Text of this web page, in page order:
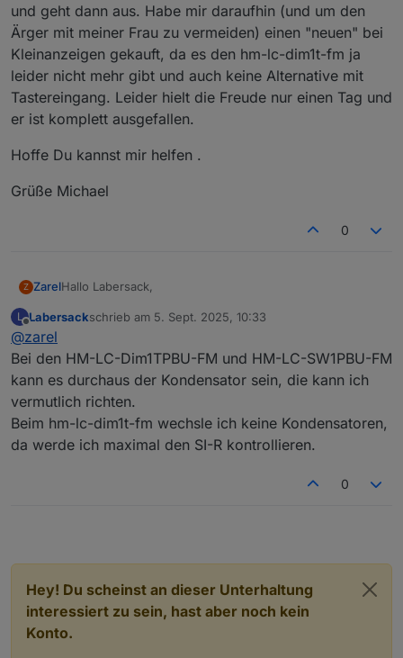
und geht dann aus. Habe mir daraufhin (und um den
Ärger mit meiner Frau zu vermeiden) einen "neuen" bei
Kleinanzeigen gekauft, da es den hm-lc-dim1t-fm ja
leider nicht mehr gibt und auch keine Alternative mit
Tastereingang. Leider hielt die Freude nur einen Tag und
er ist komplett ausgefallen.
Hoffe Du kannst mir helfen .
Grüße Michael
0
Z ZarelHallo Labersack,
ich hoffe Dein Angebot ist noch aktuell.
Ich habe im laufe der letzten Zeit schon einige meiner
Homematic Schalter wieder gegen normale Schalter
getauscht da ich irgendwann nicht mehr hinterher
gekommen bin. Meine Frau (ich natürlich auch) waren es
irgendwann leid, dass das Licht nach dem Einschalten
nach kurzer Zeit immer wieder ausgegangen ist.
Nun habe ich hier 2x HM-LC-Dim1TPBU-FM und 3x HM-
LC-SW1PBU-FM mit diesem Phänomen rumliegen.
Mein größtes Sorgenkind ist allerdings unser hm-lc-
dim1t-fm im Wohnzimmer. Er hat das gleiche Fehlerbild.
geht dann aus. Habe mir daraufhin (und um den Ärger
er ist komplett ausgefallen.
L
Offline
Labersackschrieb am 5. Sept. 2025, 10:33
zuletzt editiert von
@zarel
Bei den HM-LC-Dim1TPBU-FM und HM-LC-SW1PBU-FM
kann es durchaus der Kondensator sein, die kann ich
vermutlich richten.
Beim hm-lc-dim1t-fm wechsle ich keine Kondensatoren,
da werde ich maximal den SI-R kontrollieren.
0
Hey! Du scheinst an dieser Unterhaltung
interessiert zu sein, hast aber noch kein
Konto.